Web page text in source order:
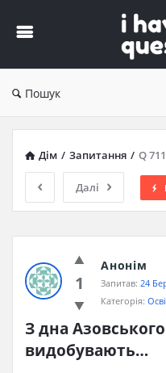
Пошук
Дім / Запитання / Q
Далі
1
Анонім
Запитав: 24
Категорія:
З дна
видобувають…